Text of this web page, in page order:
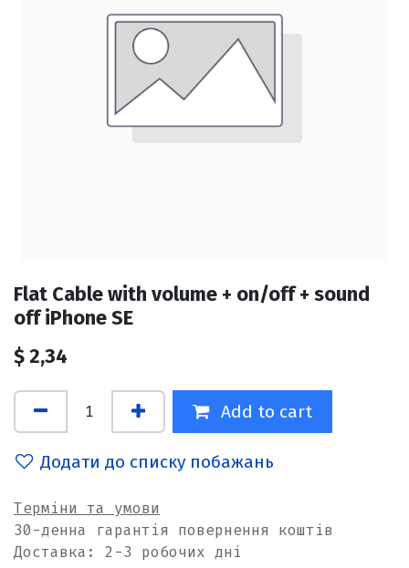
Flat Cable with volume + on/off + sound
off iPhone SE
$2,34
Add to cart
Додати до списку побажань
Терміни та умови
30-денна гарантія повернення коштів
Доставка: 2-3 робочих дні